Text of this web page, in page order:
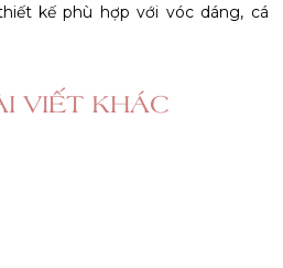
kế phù hợp với vóc dáng, cá
VIẾT KHÁC